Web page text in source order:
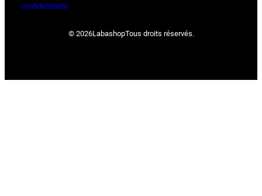
confidentialité
© 2026LabashopTous droits réservés.